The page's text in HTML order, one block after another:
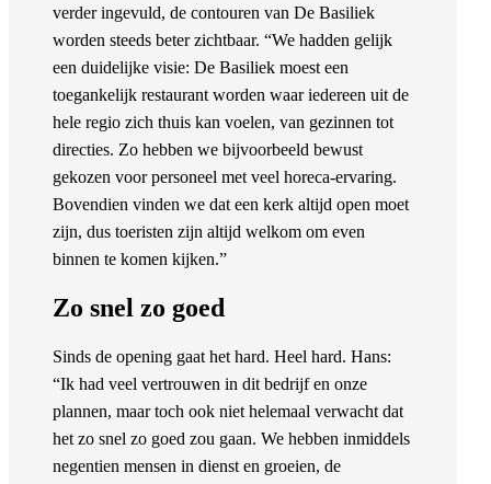
verder ingevuld, de contouren van De Basiliek
worden steeds beter zichtbaar. “We hadden gelijk
een duidelijke visie: De Basiliek moest een
toegankelijk restaurant worden waar iedereen uit de
hele regio zich thuis kan voelen, van gezinnen tot
directies. Zo hebben we bijvoorbeeld bewust
gekozen voor personeel met veel horeca-ervaring.
Bovendien vinden we dat een kerk altijd open moet
zijn, dus toeristen zijn altijd welkom om even
binnen te komen kijken.”
Zo snel zo goed
Sinds de opening gaat het hard. Heel hard. Hans:
“Ik had veel vertrouwen in dit bedrijf en onze
plannen, maar toch ook niet helemaal verwacht dat
het zo snel zo goed zou gaan. We hebben inmiddels
negentien mensen in dienst en groeien, de